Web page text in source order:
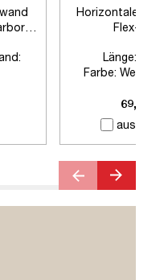
Horizontaler
Flex-small
Länge:
Farbe:
69,00 €